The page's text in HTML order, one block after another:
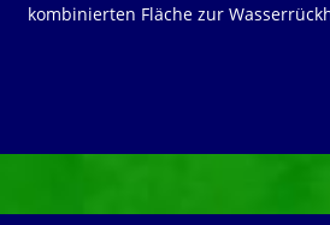
kombinierten Fläche zur